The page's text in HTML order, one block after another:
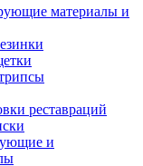
материалы и
реставраций